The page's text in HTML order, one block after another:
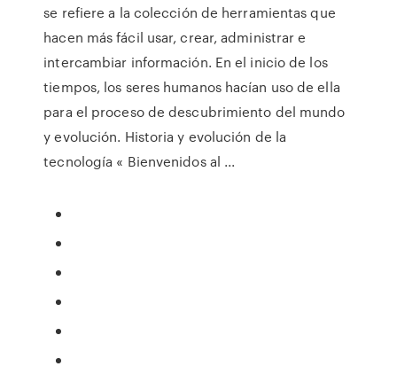
se refiere a la colección de herramientas que
hacen más fácil usar, crear, administrar e
intercambiar información. En el inicio de los
tiempos, los seres humanos hacían uso de ella
para el proceso de descubrimiento del mundo
y evolución. Historia y evolución de la
tecnología « Bienvenidos al ...